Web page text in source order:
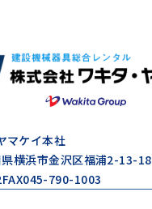
ー
電機）
器
マケイ本社
横浜市金沢区福浦2-13-18
FAX045-790-1003